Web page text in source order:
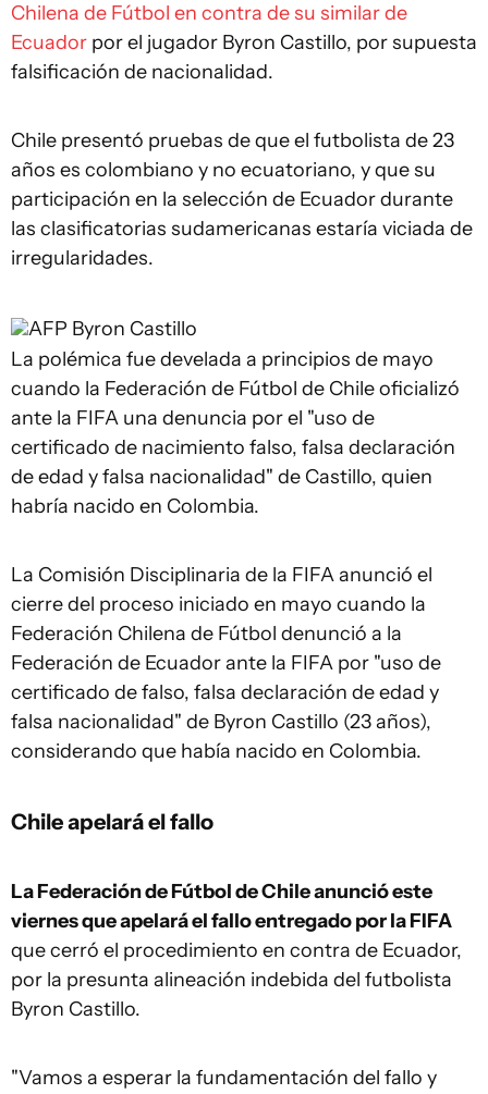
Chilena de Fútbol en contra de su similar de
Ecuador por el jugador Byron Castillo, por supuesta
falsificación de nacionalidad.
Chile presentó pruebas de que el futbolista de 23
años es colombiano y no ecuatoriano, y que su
participación en la selección de Ecuador durante
las clasificatorias sudamericanas estaría viciada de
irregularidades.
AFP Byron Castillo
La polémica fue develada a principios de mayo
cuando la Federación de Fútbol de Chile oficializó
ante la FIFA una denuncia por el "uso de
certificado de nacimiento falso, falsa declaración
de edad y falsa nacionalidad" de Castillo, quien
habría nacido en Colombia.
La Comisión Disciplinaria de la FIFA anunció el
cierre del proceso iniciado en mayo cuando la
Federación Chilena de Fútbol denunció a la
Federación de Ecuador ante la FIFA por "uso de
certificado de falso, falsa declaración de edad y
falsa nacionalidad" de Byron Castillo (23 años),
considerando que había nacido en Colombia.
Chile apelará el fallo
La Federación de Fútbol de Chile anunció este
viernes que apelará el fallo entregado por la FIFA
que cerró el procedimiento en contra de Ecuador,
por la presunta alineación indebida del futbolista
Byron Castillo.
"Vamos a esperar la fundamentación del fallo y